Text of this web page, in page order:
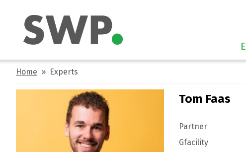
Home » Experts
Tom Faas
Partner
Gfacility